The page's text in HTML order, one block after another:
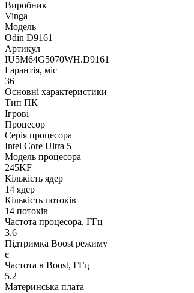
Виробник
Vinga
Модель
Odin D9161
Артикул
IU5M64G5070WH.D9161
Гарантія, міс
36
Основні характеристики
Тип ПК
Ігрові
Процесор
Серія процесора
Intel Core Ultra 5
Модель процесора
245KF
Кількість ядер
14 ядер
Кількість потоків
14 потоків
Частота процесора, ГГц
3.6
Підтримка Boost режиму
є
Частота в Boost, ГГц
5.2
Материнська плата